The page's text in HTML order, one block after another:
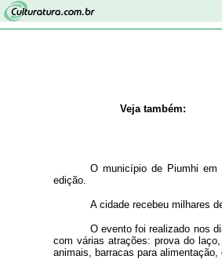
Veja também:
O município de Piumhi em
edição.
A cidade recebeu milhares
O evento foi realizado nos
com várias atrações: prova do
animais, barracas para